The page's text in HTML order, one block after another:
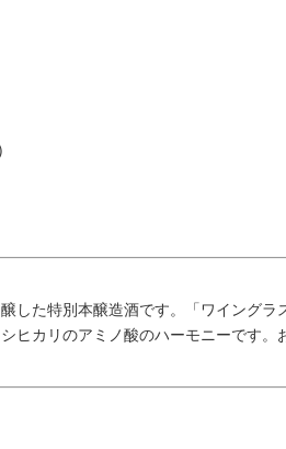
した特別本醸造酒です。「ワイング
ヒカリのアミノ酸のハーモニーです。